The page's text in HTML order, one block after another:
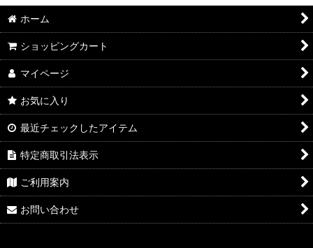
ホーム
ショッピングカート
マイページ
お気に入り
最近チェックしたアイテム
特定商取引法表示
ご利用案内
お問い合わせ